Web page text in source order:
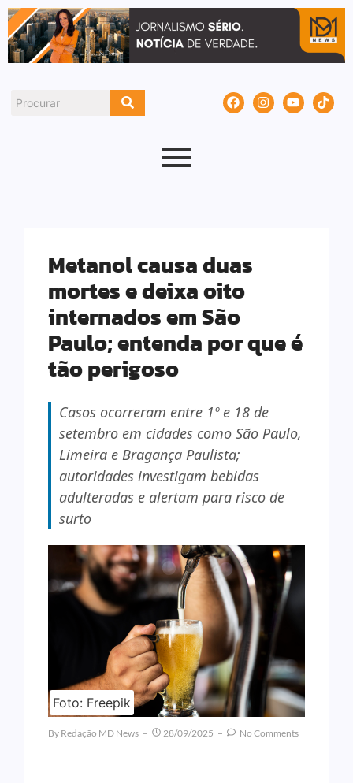
Metanol causa duas
mortes e deixa oito
internados em São
Paulo; entenda por que é
tão perigoso
Casos ocorreram entre 1º e 18 de
setembro em cidades como São Paulo,
Limeira e Bragança Paulista;
autoridades investigam bebidas
adulteradas e alertam para risco de
surto
Foto: Freepik
By Redação MD News 28/09/2025 No Comments